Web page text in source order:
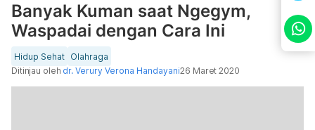
Banyak Kuman saat Ngegym,
Waspadai dengan Cara Ini
Hidup Sehat Olahraga
Ditinjau oleh dr. Verury Verona Handayani26 Maret 2020